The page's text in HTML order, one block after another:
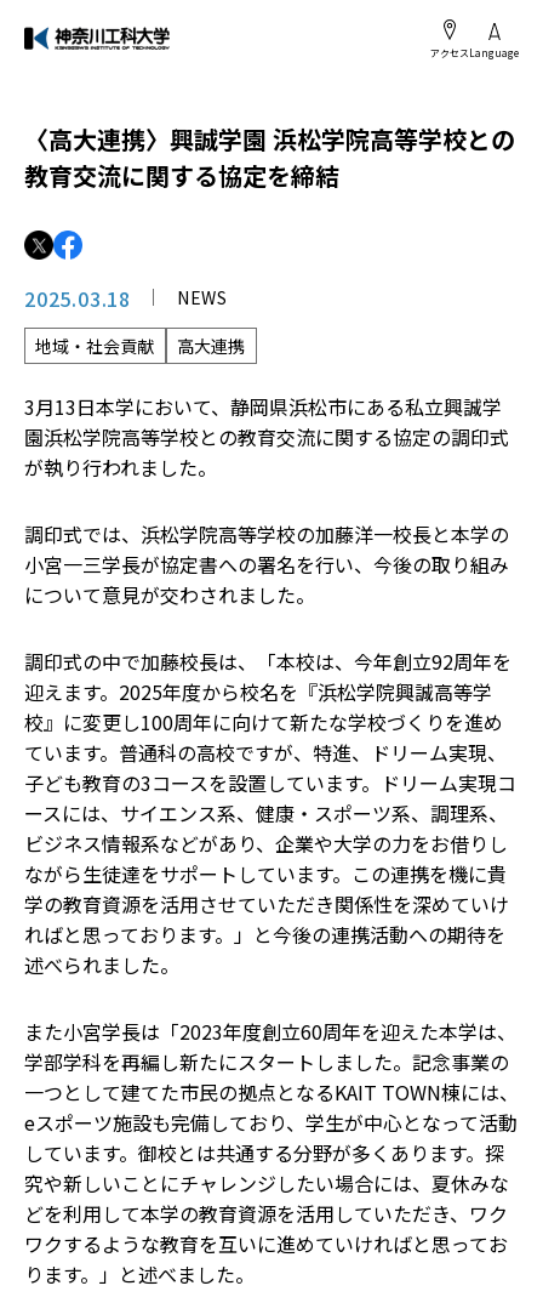
アクセスLanguage
〈高大連携〉興誠学園 浜松学院高等学校との
教育交流に関する協定を締結
2025.03.18
NEWS
地域・社会貢献
高大連携
3月13日本学において、静岡県浜松市にある私立興誠学
園浜松学院高等学校との教育交流に関する協定の調印式
が執り行われました。
調印式では、浜松学院高等学校の加藤洋一校長と本学の
小宮一三学長が協定書への署名を行い、今後の取り組み
について意見が交わされました。
調印式の中で加藤校長は、「本校は、今年創立92周年を
迎えます。2025年度から校名を『浜松学院興誠高等学
校』に変更し100周年に向けて新たな学校づくりを進め
ています。普通科の高校ですが、特進、ドリーム実現、
子ども教育の3コースを設置しています。ドリーム実現コ
ースには、サイエンス系、健康・スポーツ系、調理系、
ビジネス情報系などがあり、企業や大学の力をお借りし
ながら生徒達をサポートしています。この連携を機に貴
学の教育資源を活用させていただき関係性を深めていけ
ればと思っております。」と今後の連携活動への期待を
述べられました。
また小宮学長は「2023年度創立60周年を迎えた本学は、
学部学科を再編し新たにスタートしました。記念事業の
一つとして建てた市民の拠点となるKAIT TOWN棟には、
eスポーツ施設も完備しており、学生が中心となって活動
しています。御校とは共通する分野が多くあります。探
究や新しいことにチャレンジしたい場合には、夏休みな
どを利用して本学の教育資源を活用していただき、ワク
ワクするような教育を互いに進めていければと思ってお
ります。」と述べました。